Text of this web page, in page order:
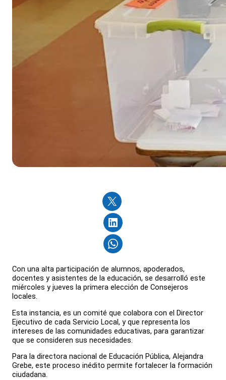
Con una alta participación de alumnos, apoderados,
docentes y asistentes de la educación, se desarrolló este
miércoles y jueves la primera elección de Consejeros
locales.
Esta instancia, es un comité que colabora con el Director
Ejecutivo de cada Servicio Local, y que representa los
intereses de las comunidades educativas, para garantizar
que se consideren sus necesidades.
Para la directora nacional de Educación Pública, Alejandra
Grebe, este proceso inédito permite fortalecer la formación
ciudadana.